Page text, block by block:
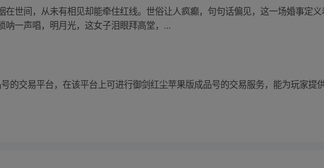
世间，从未有相见却能牵住红线。世俗让人疯癫，句句话偏见，这一场婚事定义
一声唱，明月光，这女子泪眼拜高堂，...
的交易平台，在该平台上可进行御剑红尘苹果版成品号的交易服务，能为玩家提